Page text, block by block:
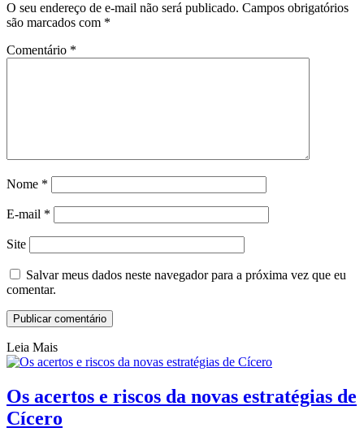
O seu endereço de e-mail não será publicado. Campos obrigatórios
são marcados com *
Comentário *
Nome *
E-mail *
Site
Salvar meus dados neste navegador para a próxima vez que eu
comentar.
Leia Mais
Os acertos e riscos da novas estratégias de
Cícero